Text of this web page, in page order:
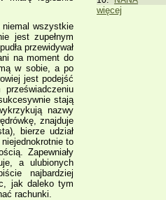
więcej
wszystkie
jest zupełnym
przewidywał
na moment do
w sobie, a po
jest podejść
stają
nazwy
znajduje
bierze udział
to
Zapewniały
a ulubionych
najbardziej
jak daleko tym
rachunki.